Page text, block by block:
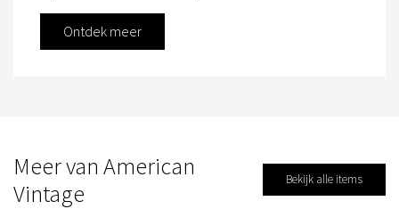
Ontdek meer
Meer van American
Vintage
Bekijk alle items